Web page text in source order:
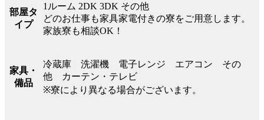
部屋タ
イプ
1ルーム 2DK 3DK その他
どのお仕事も家具家電付きの寮をご用意します。
家族寮も相談OK！
家具・
備品
冷蔵庫 洗濯機 電子レンジ エアコン その
他 カーテン・テレビ
※寮により異なる場合がございます。